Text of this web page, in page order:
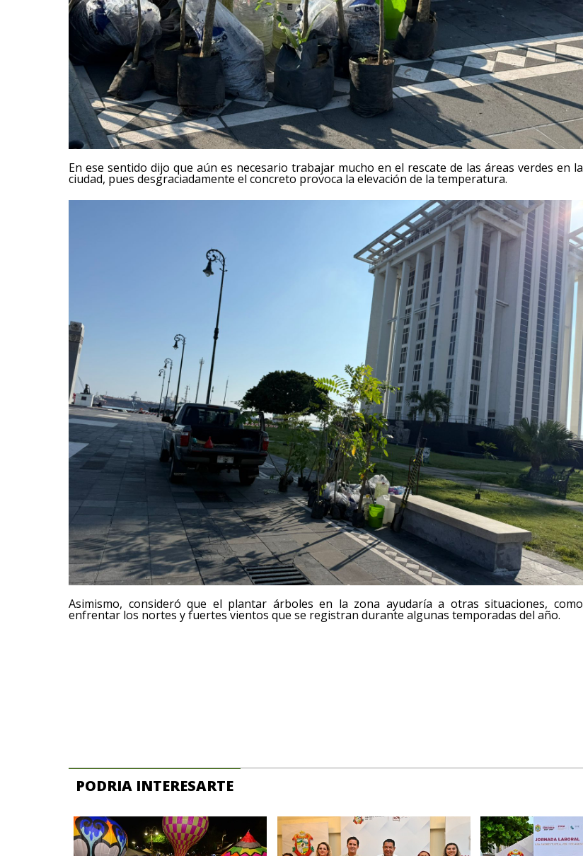
En ese sentido dijo que aún es necesario trabajar mucho en el rescate de las áreas verdes en la
ciudad, pues desgraciadamente el concreto provoca la elevación de la temperatura.
Asimismo, consideró que el plantar árboles en la zona ayudaría a otras situaciones, como
enfrentar los nortes y fuertes vientos que se registran durante algunas temporadas del año.
PODRIA INTERESARTE